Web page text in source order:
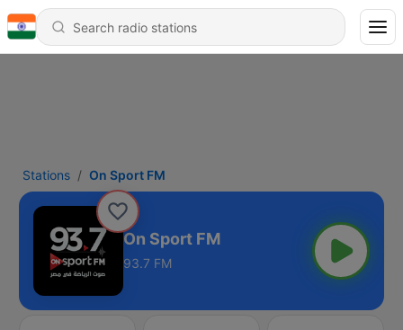
Stations On Sport FM
On Sport FM
93.7 FM